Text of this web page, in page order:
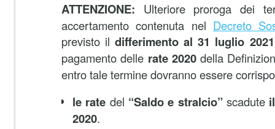
ATTENZIONE: Ulteriore proroga dei
accertamento contenuta nel Decreto
previsto ildifferimento al 31 luglio 2021
pagamento delle rate 2020 della
entro tale termine dovranno essere
le rate del “Saldo e stralcio”scaduteil
2020.